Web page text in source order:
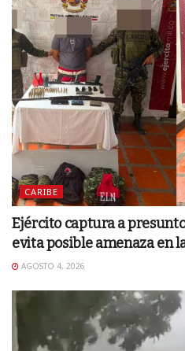
CARIBE
Ejército captura a
evita posible amenaza en
AGOSTO 4, 2026